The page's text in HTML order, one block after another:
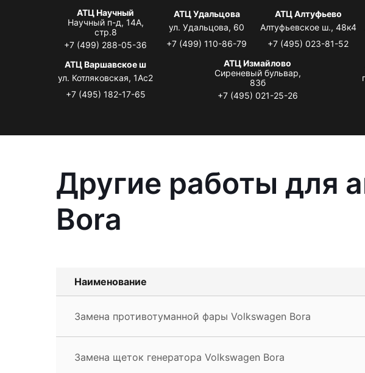
АТЦ Научный
Научный п-д, 14А,
стр.8
+7 (499) 288-05-36
АТЦ Удальцова
ул. Удальцова, 60
+7 (499) 110-86-79
АТЦ Алтуфьево
Алтуфьевское ш., 48к4
+7 (495) 023-81-52
АТЦ Варшавское ш
ул. Котляковская, 1Ас2
+7 (495) 182-17-65
АТЦ Измайлово
Сиреневый бульвар,
83б
+7 (495) 021-25-26
Другие работы для
Bora
Наименование
Замена противотуманной фары Volkswagen Bora
Замена щеток генератора Volkswagen Bora